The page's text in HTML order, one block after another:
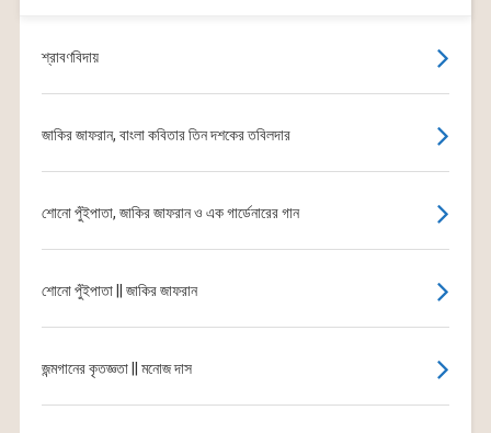
শ্রাবণবিদায়
জাকির জাফরান, বাংলা কবিতার তিন দশকের তবিলদার
শোনো পুঁইপাতা, জাকির জাফরান ও এক গার্ডেনারের গান
শোনো পুঁইপাতা || জাকির জাফরান
জন্মগানের কৃতজ্ঞতা || মনোজ দাস